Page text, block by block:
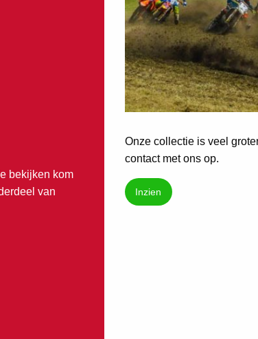
bekijken kom
van
Onze collectie is veel
contact met ons op.
Inzien